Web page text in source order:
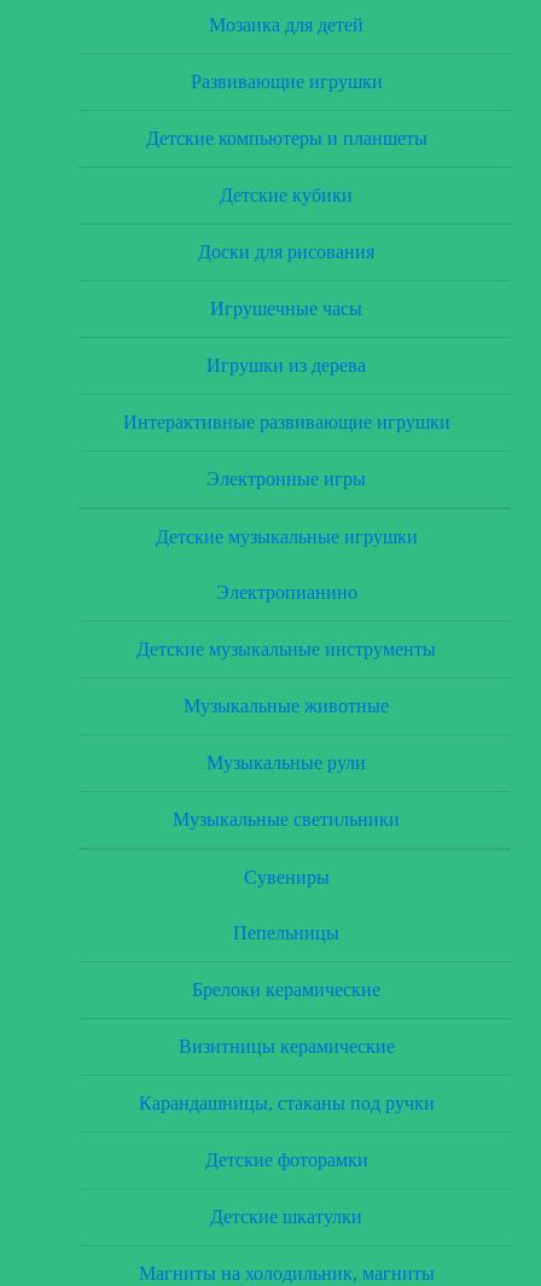
Мозаика для детей
Развивающие игрушки
Детские компьютеры и планшеты
Детские кубики
Доски для рисования
Игрушечные часы
Игрушки из дерева
Интерактивные развивающие игрушки
Электронные игры
Детские музыкальные игрушки
Электропианино
Детские музыкальные инструменты
Музыкальные животные
Музыкальные рули
Музыкальные светильники
Сувениры
Пепельницы
Брелоки керамические
Визитницы керамические
Карандашницы, стаканы под ручки
Детские фоторамки
Детские шкатулки
Магниты на холодильник, магниты